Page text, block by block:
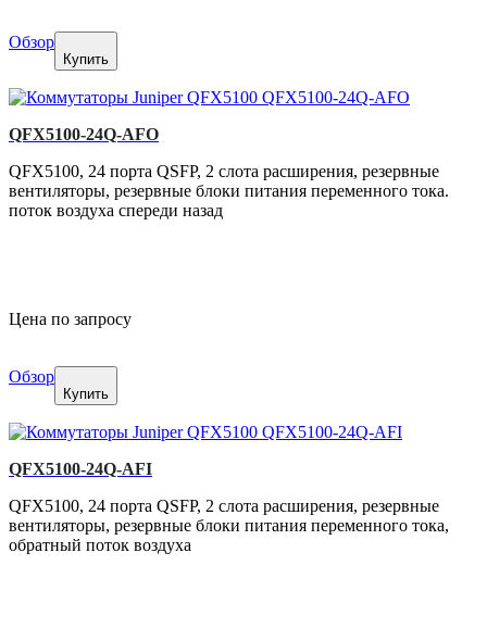
Обзор
Купить
QFX5100-24Q-AFO
QFX5100, 24 порта QSFP, 2 слота расширения, резервные
вентиляторы, резервные блоки питания переменного тока.
поток воздуха спереди назад
Цена по запросу
Обзор
Купить
QFX5100-24Q-AFI
QFX5100, 24 порта QSFP, 2 слота расширения, резервные
вентиляторы, резервные блоки питания переменного тока,
обратный поток воздуха